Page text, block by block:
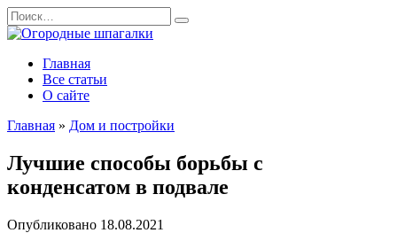
Перейти
к
содержанию
Search
for:
Главная
Все статьи
О сайте
Главная » Дом и постройки
Лучшие способы борьбы с
конденсатом в подвале
Опубликовано 18.08.2021